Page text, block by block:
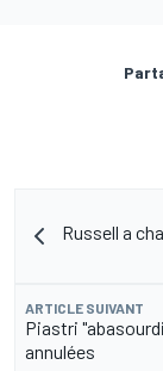
Russell a
ARTICLE SUIVANT
Piastri
annulées